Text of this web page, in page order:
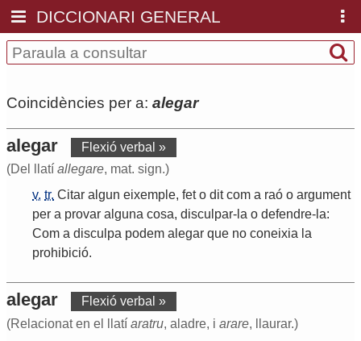
DICCIONARI GENERAL
Coincidències per a: alegar
alegar
Flexió verbal »
(Del llatí allegare, mat. sign.)
v. tr. Citar algun eixemple, fet o dit com a raó o argument
per a provar alguna cosa, disculpar- la o defendre- la:
Com a disculpa podem alegar que no coneixia la
prohibició.
alegar
Flexió verbal »
(Relacionat en el llatí aratru, aladre, i arare, llaurar.)